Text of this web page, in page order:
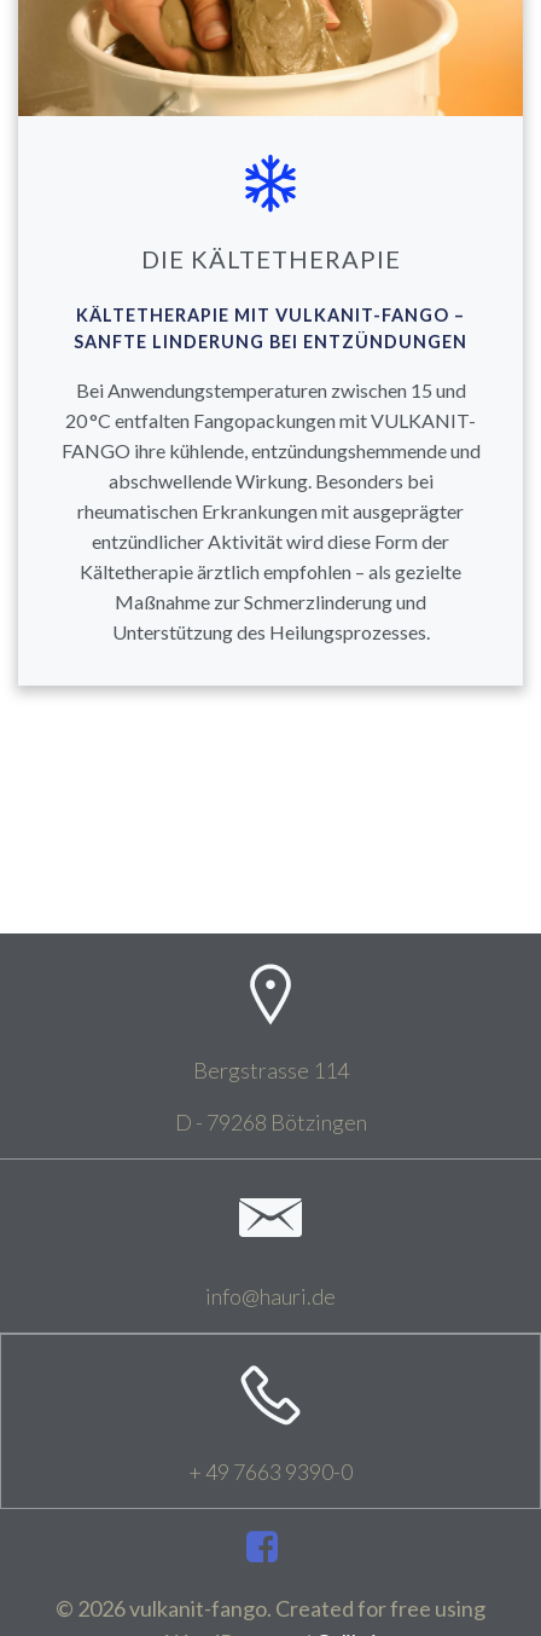
DIE KÄLTETHERAPIE
KÄLTETHERAPIE MIT VULKANIT-FANGO –
SANFTE LINDERUNG BEI ENTZÜNDUNGEN
Bei Anwendungstemperaturen zwischen 15 und
20 °C entfalten Fangopackungen mit VULKANIT-
FANGO ihre kühlende, entzündungshemmende und
abschwellende Wirkung. Besonders bei
rheumatischen Erkrankungen mit ausgeprägter
entzündlicher Aktivität wird diese Form der
Kältetherapie ärztlich empfohlen – als gezielte
Maßnahme zur Schmerzlinderung und
Unterstützung des Heilungsprozesses.
Bergstrasse 114
D - 79268 Bötzingen
info@hauri.de
+ 49 7663 9390-0
© 2026 vulkanit-fango. Created for free using